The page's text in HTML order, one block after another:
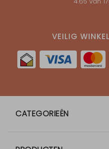
VEILIG
CATEGORIEËN